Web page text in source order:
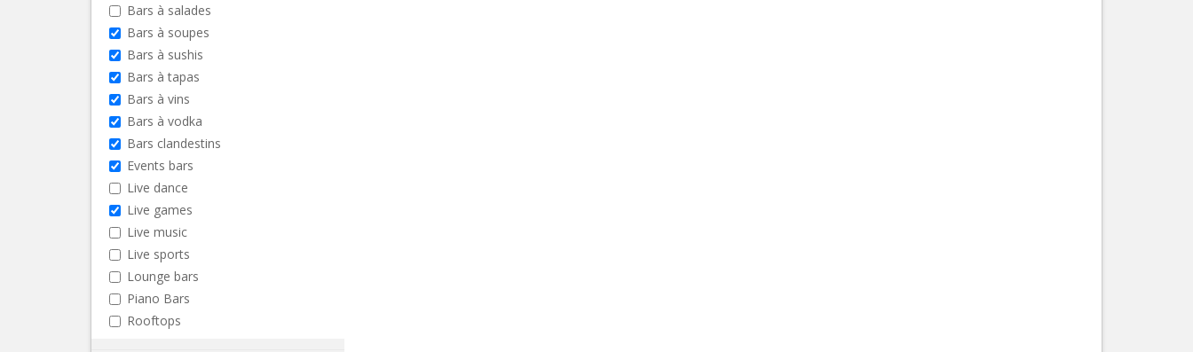
Bars à salades
Bars à soupes
Bars à sushis
Bars à tapas
Bars à vins
Bars à vodka
Bars clandestins
Events bars
Live dance
Live games
Live music
Live sports
Lounge bars
Piano Bars
Rooftops